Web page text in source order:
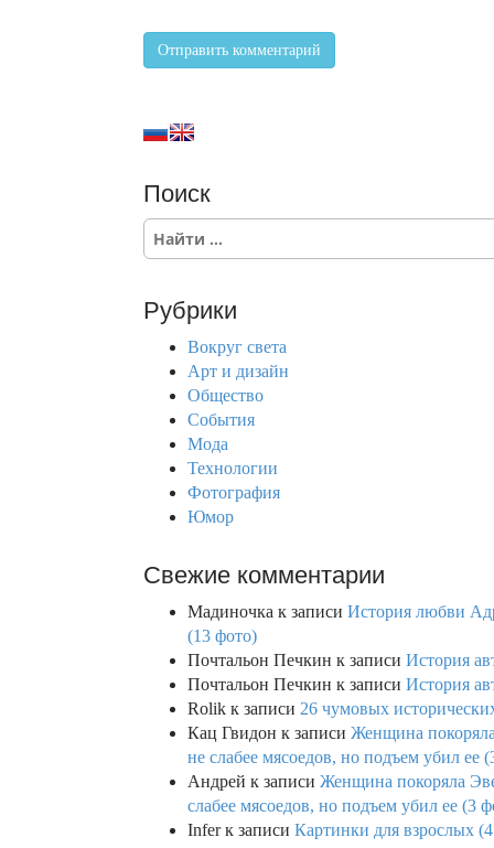
Поиск
S
e
c
Рубрики
Вокруг света
Арт и дизайн
Общество
События
Мода
Технологии
Фотография
Юмор
Свежие комментарии
Мадиночка к записи История любви
(13 фото)
Почтальон Печкин к записи История
Почтальон Печкин к записи История
Rolik к записи 26 чумовых
Кац Гвидон к записи Женщина
не слабее мясоедов, но подъем убил ее
Андрей к записи Женщина покоряла
слабее мясоедов, но подъем убил ее (3
Inferк записи Картинки для взрослых